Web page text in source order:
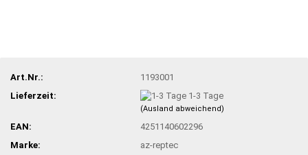
Art.Nr.:
1193001
Lieferzeit:
1-3 Tage
(Ausland abweichend)
EAN:
4251140602296
Marke:
az-reptec